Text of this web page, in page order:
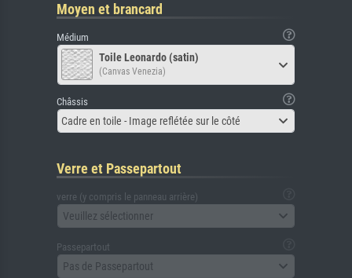
Moyen et brancard
Médium
Toile Leonardo (satin)
(Canvas Venezia)
Châssis
Cadre en toile - Image reflétée sur le côté
Verre et Passepartout
verre (y compris le panneau arrière)
Veuillez sélectionner
Passepartout
Pas de Passepartout